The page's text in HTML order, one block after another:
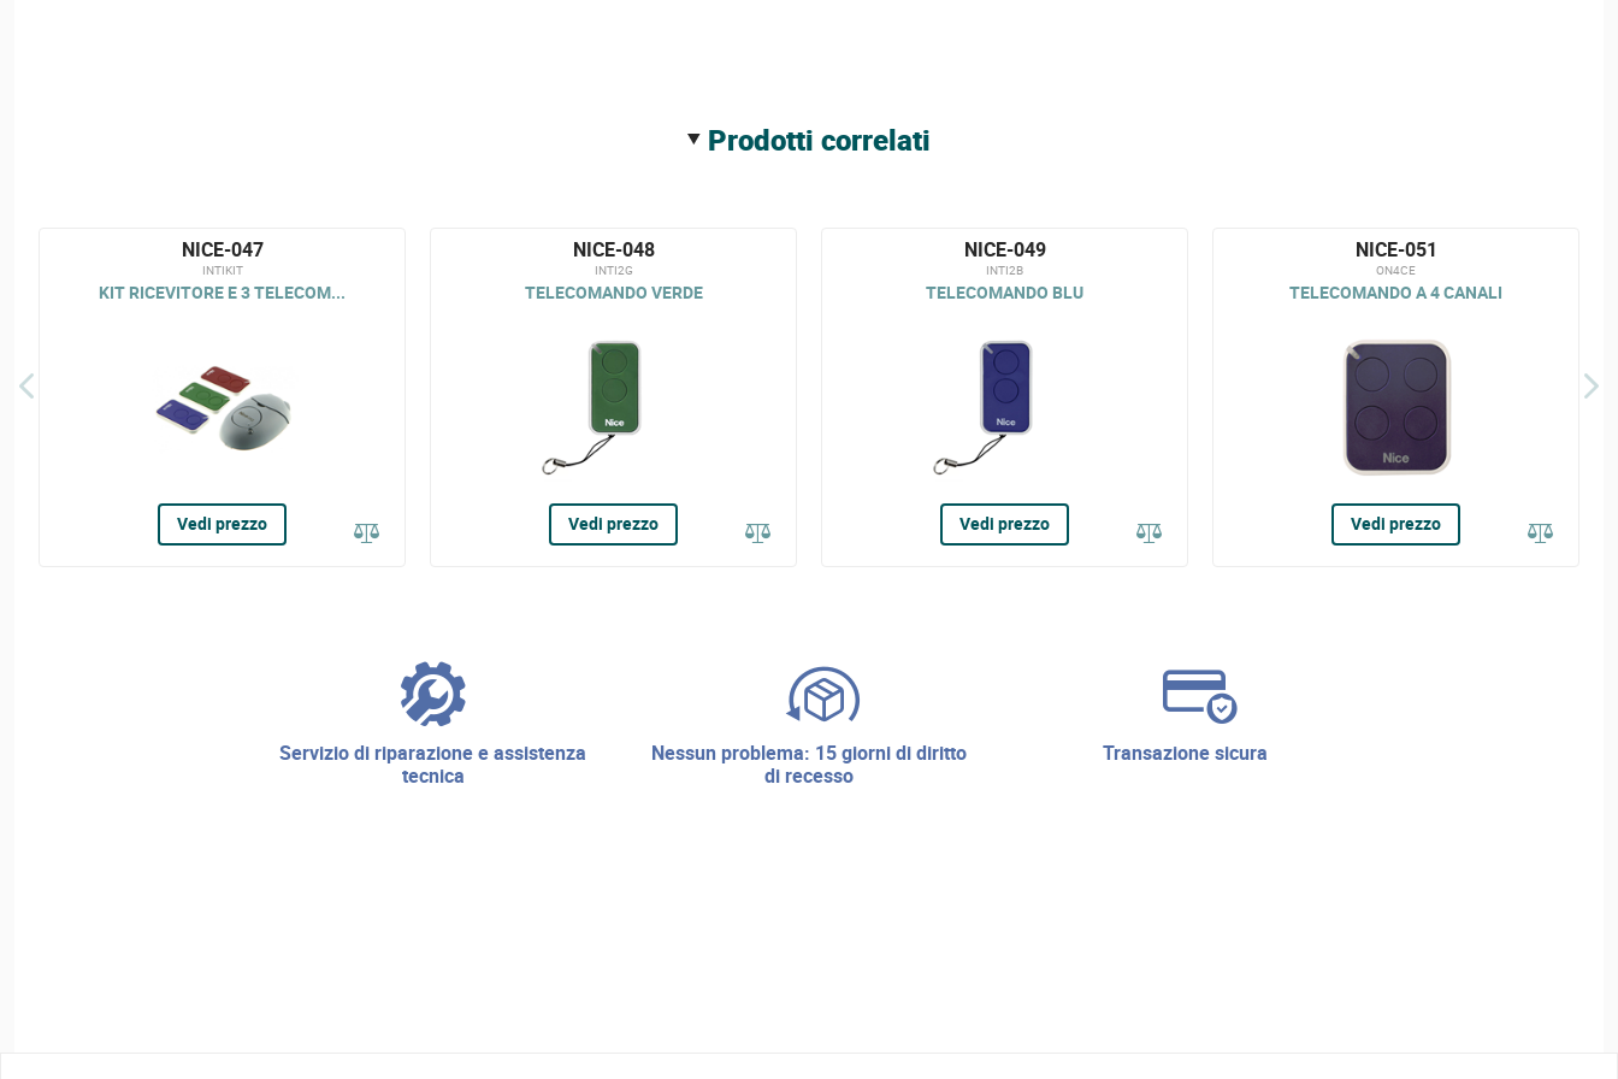
prodotti correlati
NICE-047
INTIKIT
KIT RICEVITORE E 3 TELECOM...
Vedi prezzo
NICE-048
INTI2G
TELECOMANDO VERDE
Vedi prezzo
NICE-049
INTI2B
TELECOMANDO BLU
Vedi prezzo
NICE-051
ON4CE
TELECOMANDO A 4 CANALI
Vedi prezzo
servizio di riparazione e assistenza
tecnica
nessun problema: 15 giorni di diritto
di recesso
transazione sicura